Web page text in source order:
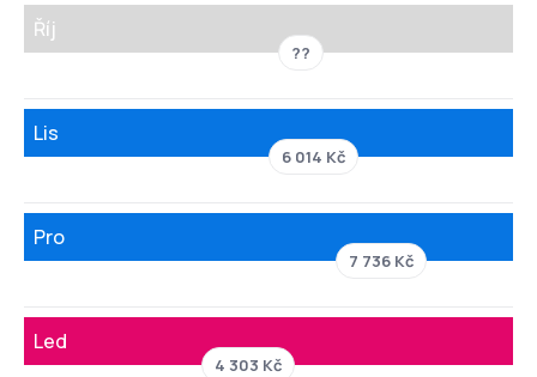
Říj
??
Lis
6 014 Kč
Pro
7 736 Kč
Led
4 303 Kč